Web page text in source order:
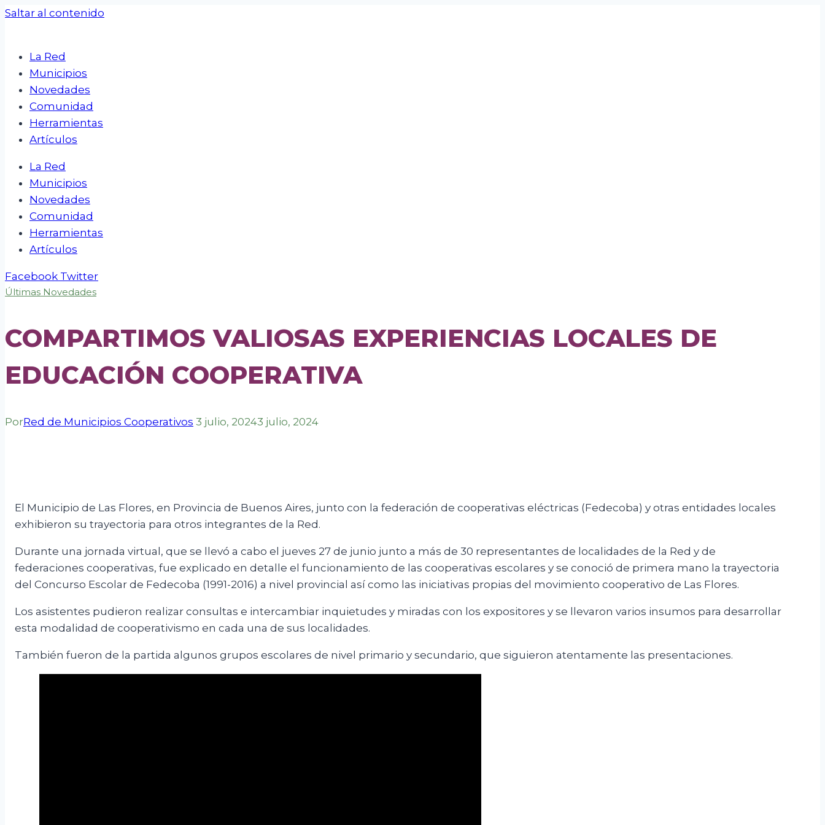
Saltar al contenido
La Red
Municipios
Novedades
Comunidad
Herramientas
Artículos
La Red
Municipios
Novedades
Comunidad
Herramientas
Artículos
Facebook Twitter
Últimas Novedades
COMPARTIMOS VALIOSAS EXPERIENCIAS LOCALES DE
EDUCACIÓN COOPERATIVA
PorRed de Municipios Cooperativos 3 julio, 20243 julio, 2024
El Municipio de Las Flores, en Provincia de Buenos Aires, junto con la federación de cooperativas eléctricas (Fedecoba) y otras entidades locales
exhibieron su trayectoria para otros integrantes de la Red.
Durante una jornada virtual, que se llevó a cabo el jueves 27 de junio junto a más de 30 representantes de localidades de la Red y de
federaciones cooperativas, fue explicado en detalle el funcionamiento de las cooperativas escolares y se conoció de primera mano la trayectoria
del Concurso Escolar de Fedecoba (1991-2016) a nivel provincial así como las iniciativas propias del movimiento cooperativo de Las Flores.
Los asistentes pudieron realizar consultas e intercambiar inquietudes y miradas con los expositores y se llevaron varios insumos para desarrollar
esta modalidad de cooperativismo en cada una de sus localidades.
También fueron de la partida algunos grupos escolares de nivel primario y secundario, que siguieron atentamente las presentaciones.